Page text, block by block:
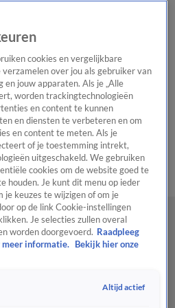
Het beste van Hart
Tip de
WeerTip de redactiePanelVideo's
cookies en vergelijkbare
over jou als gebruiker van
en jouw apparaten. Als je „Alle
worden trackingtechnologieën
en content te kunnen
en diensten te verbeteren en om
en content te meten. Als je
of je toestemming intrekt,
uitgeschakeld. We gebruiken
cookies om de website goed te
houden. Je kunt dit menu op ieder
je keuzes te wijzigen of om je
op de link Cookie-instellingen
Je selecties zullen overal
worden doorgevoerd. Raadpleeg
meer informatie.
Bekijk hier onze
Altijd actief